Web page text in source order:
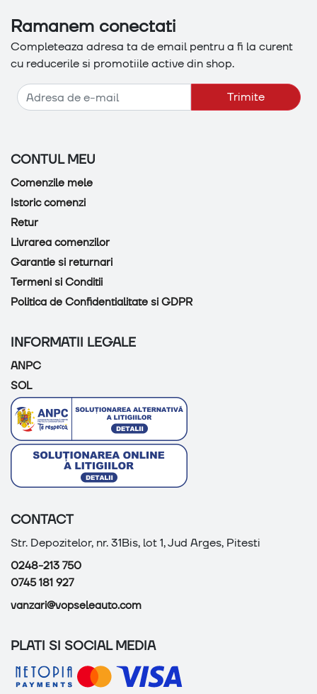
Ramanem conectati
Completeaza adresa ta de email pentru a fi la curent
cu reducerile si promotiile active din shop.
Adresa de e-mail
Trimite
CONTUL MEU
Comenzile mele
Istoric comenzi
Retur
Livrarea comenzilor
Garantie si returnari
Termeni si Conditii
Politica de Confidentialitate si GDPR
INFORMATII LEGALE
ANPC
SOL
CONTACT
Str. Depozitelor, nr. 31Bis, lot 1, Jud Arges, Pitesti
0248-213 750
0745 181 927
vanzari@vopseleauto.com
PLATI SI SOCIAL MEDIA